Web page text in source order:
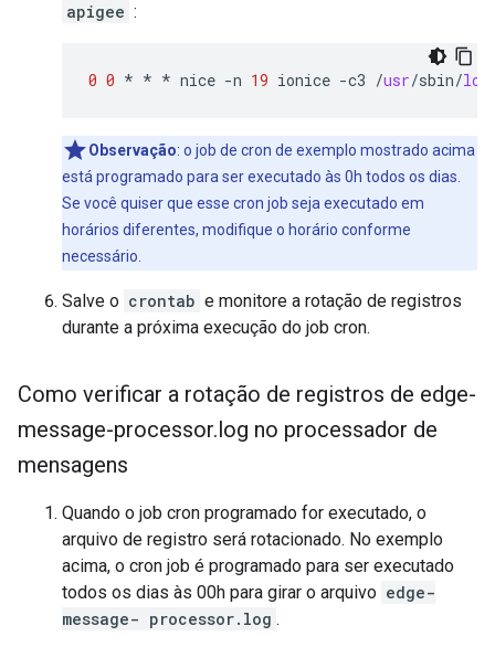
apigee :
0 0 * * * nice -n 19 ionice -c3 /usr/sbin/log
Observação: o job de cron de exemplo mostrado acima
está programado para ser executado às 0h todos os dias.
Se você quiser que esse cron job seja executado em
horários diferentes, modifique o horário conforme
necessário.
Salve o crontab e monitore a rotação de registros
durante a próxima execução do job cron.
Como verificar a rotação de registros de edge-
message-processor.log no processador de
mensagens
Quando o job cron programado for executado, o
arquivo de registro será rotacionado. No exemplo
acima, o cron job é programado para ser executado
todos os dias às 00h para girar o arquivo edge-
message- processor.log .